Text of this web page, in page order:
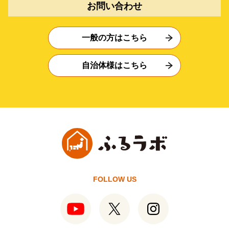
お問い合わせ
一般の方はこちら
自治体様はこちら
FOLLOW US